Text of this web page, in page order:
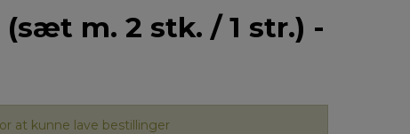
m. 2 stk. / 1 str.) -
at kunne lave bestillinger